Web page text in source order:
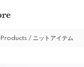
Products / ニットアイテム